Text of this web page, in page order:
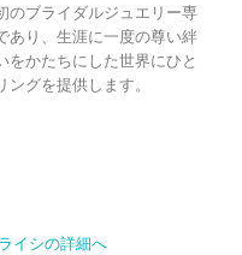
のブライダルジュエリー専
あり、生涯に一度の尊い絆
をかたちにした世界にひと
ングを提供します。
イシの詳細へ